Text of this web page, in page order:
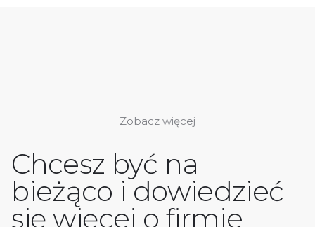
Zobacz więcej
Chcesz być na
bieżąco i dowiedzieć
się więcej o firmie